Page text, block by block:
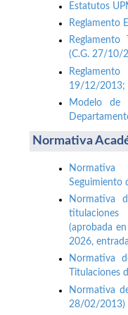
Estatutos
Reglamento
(C.G. 27/10/
19/12/2013;
Modelo de
Normativa
Seguimiento
Normativa
(aprobada
2026,
Normativa
Titulaciones
Normativa
28/02/2013)